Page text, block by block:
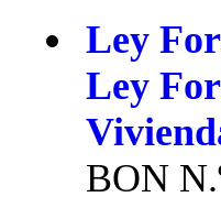
Ley
Ley
BON